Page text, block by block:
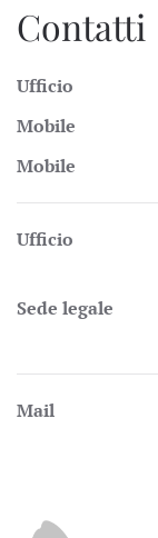
Contatti
Ufficio
Mobile
Mobile
Ufficio
Sede legale
Mail